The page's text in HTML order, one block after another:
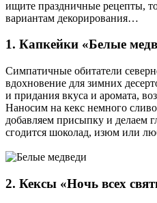
ищите праздничные рецепты,
вариантам декорирования…
1. Капкейки «Белые
Симпатичные обитатели
вдохновение для зимних
и придания вкуса и аромата,
Наносим на кекс немного
добавляем присыпку и делаем
сгодится шоколад, изюм или
2. Кексы «Ночь всех